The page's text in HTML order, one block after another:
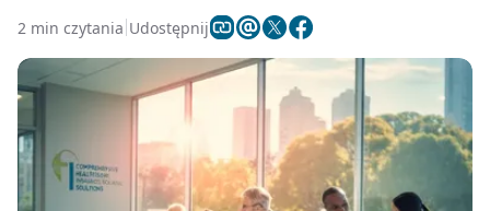
2 min czytania Udostępnij